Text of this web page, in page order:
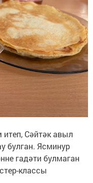
Сәйтәк авыл
булган. Ясминур
гадәти булмаган
классы